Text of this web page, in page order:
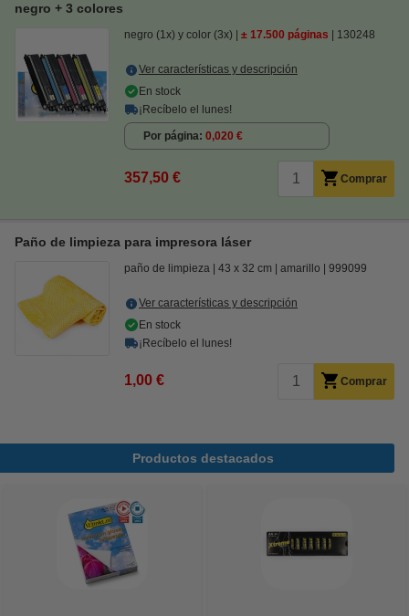
negro + 3 colores
negro (1x) y color (3x) ± 17.500 páginas 130248
Ver características y descripción
En stock
¡Recíbelo el lunes!
Por página 0,020 €
357,50 € Comprar
Paño de limpieza para impresora láser
paño de limpieza 43 x 32 cm amarillo 999099
Ver características y descripción
En stock
¡Recíbelo el lunes!
1,00 € Comprar
Productos destacados